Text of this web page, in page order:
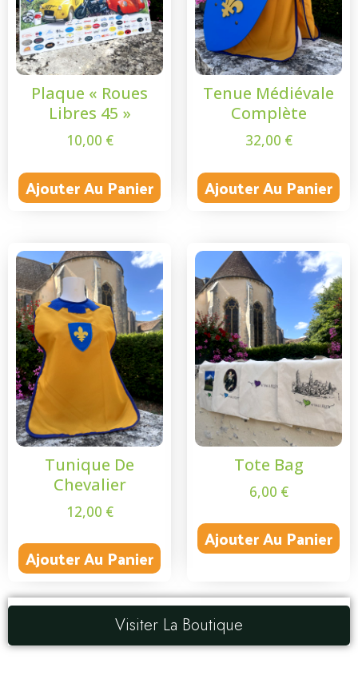
Plaque « Roues
Libres 45 »
10,00 €
Ajouter Au Panier
Tenue Médiévale
Complète
32,00 €
Ajouter Au Panier
Tunique De
Chevalier
12,00 €
Ajouter Au Panier
Tote Bag
6,00 €
Ajouter Au Panier
Visiter La Boutique